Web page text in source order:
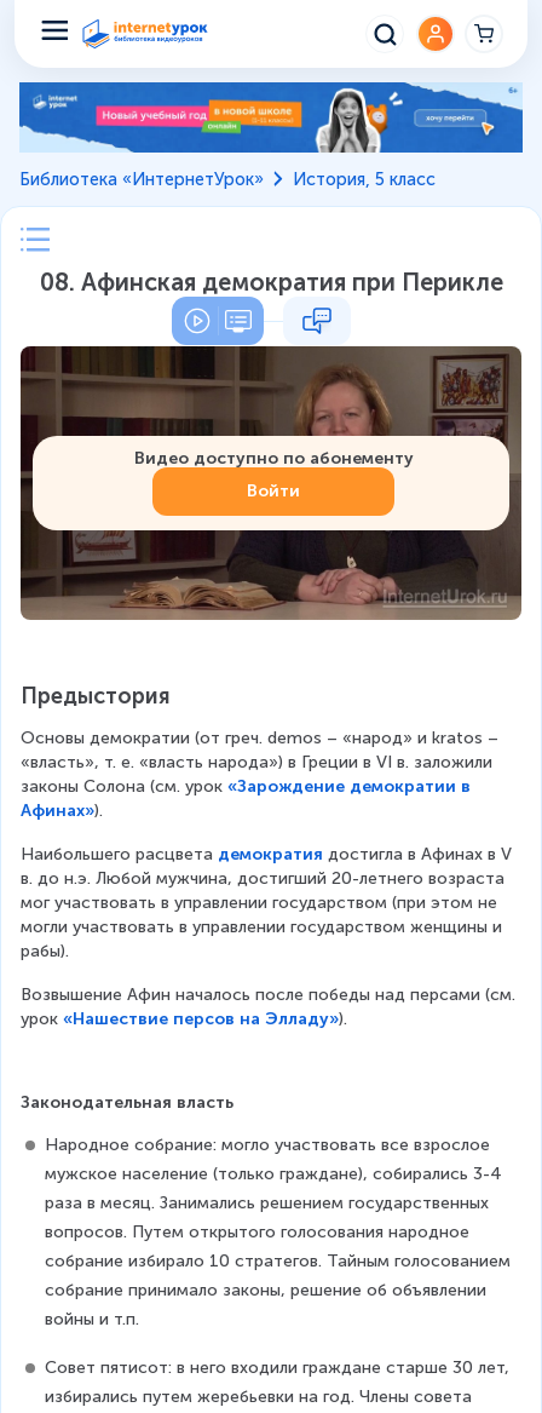
Библиотека «ИнтернетУрок» История, 5 класс
08. Афинская демократия при Перикле
Видео доступно по абонементу
Войти
Предыстория
Основы демократии (от греч. demos – «народ» и kratos –
«власть», т. е. «власть народа») в Греции в VI в. заложили
законы Солона (см. урок «Зарождение демократии в
Афинах»).
Наибольшего расцвета демократия достигла в Афинах в V
в. до н.э. Любой мужчина, достигший 20-летнего возраста
мог участвовать в управлении государством (при этом не
могли участвовать в управлении государством женщины и
рабы).
Возвышение Афин началось после победы над персами (см.
урок «Нашествие персов на Элладу»).
Законодательная власть
Народное собрание: могло участвовать все взрослое
мужское население (только граждане), собирались 3-4
раза в месяц. Занимались решением государственных
вопросов. Путем открытого голосования народное
собрание избирало 10 стратегов. Тайным голосованием
собрание принимало законы, решение об объявлении
войны и т.п.
Совет пятисот: в него входили граждане старше 30 лет,
избирались путем жеребьевки на год. Члены совета